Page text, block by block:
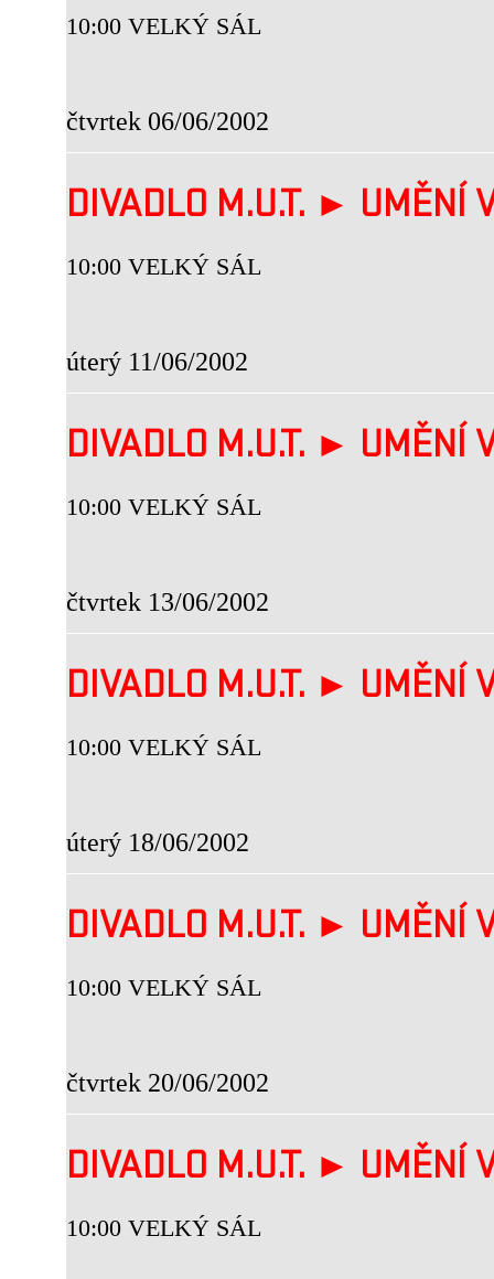
10:00 VELKÝ SÁL
čtvrtek 06/06/2002
DIVADLO M.U.T. ►
10:00 VELKÝ SÁL
úterý 11/06/2002
DIVADLO M.U.T. ►
10:00 VELKÝ SÁL
čtvrtek 13/06/2002
DIVADLO M.U.T. ►
10:00 VELKÝ SÁL
úterý 18/06/2002
DIVADLO M.U.T. ►
10:00 VELKÝ SÁL
čtvrtek 20/06/2002
DIVADLO M.U.T. ►
10:00 VELKÝ SÁL